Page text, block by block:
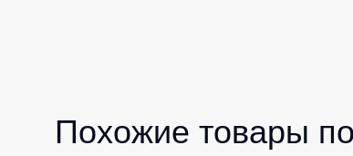
Похожие товары